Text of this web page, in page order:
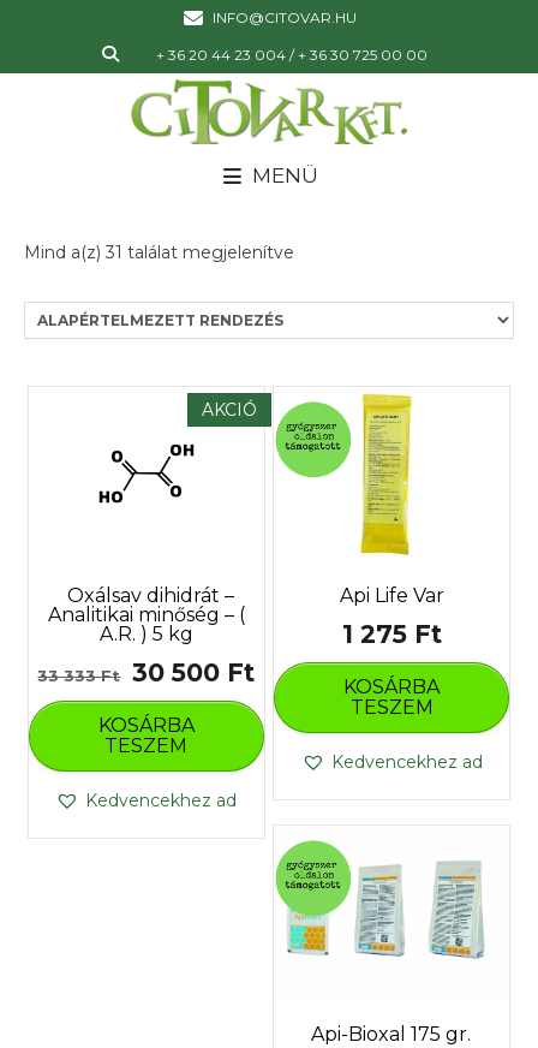
INFO@CITOVAR.HU
+ 36 20 44 23 004 / + 36 30 725 00 00
MENÜ
Mind a(z) 31 találat megjelenítve
AKCIÓ
Oxálsav dihidrát –
Analitikai minőség – (
A.R. ) 5 kg
33 333Ft Original
price
was:
30 500 FtCurrent
price
is:
500 Ft.
KOSÁRBA
TESZEM
Kedvencekhez ad
Api Life Var
1 275 Ft
KOSÁRBA
TESZEM
Kedvencekhez ad
Api-Bioxal 175 gr.